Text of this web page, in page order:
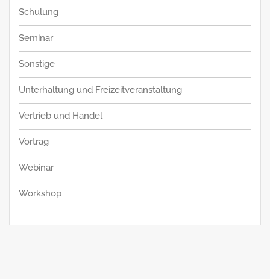
Schulung
Seminar
Sonstige
Unterhaltung und Freizeitveranstaltung
Vertrieb und Handel
Vortrag
Webinar
Workshop